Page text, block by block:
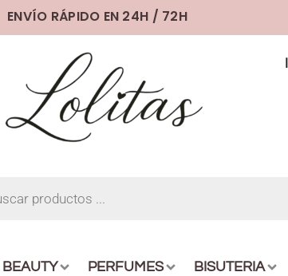
ENVÍO RÁPIDO EN 24H / 72H
BEAUTY PERFUMES BISUTERIA